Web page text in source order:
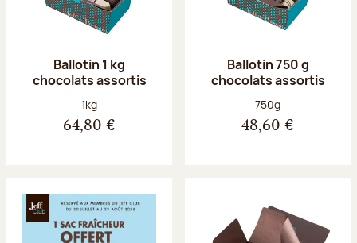
Ballotin 1 kg
chocolats assortis
Poids net :
1kg
64,80 €
Ballotin 750 g
chocolats assortis
Poids net :
750g
48,60 €